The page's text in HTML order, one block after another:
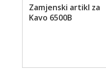
Zamjenski artikl za
Kavo 6500B